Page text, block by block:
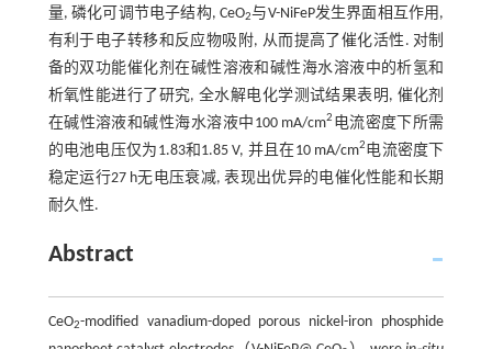
量, 磷化可调节电子结构, CeO2与V-NiFeP发生界面相互作用,
有利于电子转移和反应物吸附, 从而提高了催化活性. 对制
备的双功能催化剂在碱性溶液和碱性海水溶液中的析氢和
析氧性能进行了研究, 全水解电化学测试结果表明, 催化剂
在碱性溶液和碱性海水溶液中100 mA/cm2 电流密度下所需
的电池电压仅为1.83和1.85 V, 并且在10 mA/cm2电流密度下
稳定运行27 h无电压衰减, 表现出优异的电催化性能和长期
耐久性.
Abstract
CeO2-modified vanadium-doped porous nickel-iron phosphide